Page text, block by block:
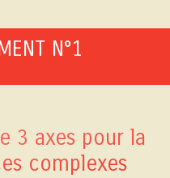
N°1
3 axes pour la
complexes